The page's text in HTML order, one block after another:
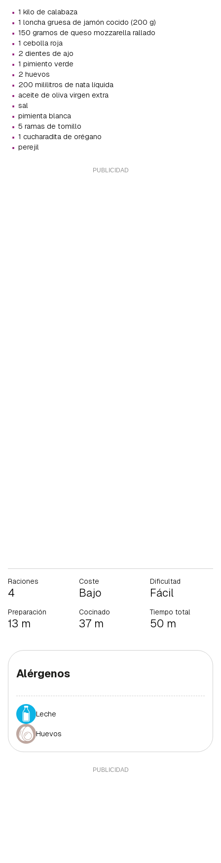
· 1 kilo de calabaza
· 1 loncha gruesa de jamón cocido (200 g)
· 150 gramos de queso mozzarella rallado
· 1 cebolla roja
· 2 dientes de ajo
· 1 pimiento verde
· 2 huevos
· 200 mililitros de nata líquida
· aceite de oliva virgen extra
· sal
· pimienta blanca
· 5 ramas de tomillo
· 1 cucharadita de orégano
· perejil
Raciones
4
Coste
Bajo
Dificultad
Fácil
Preparación
13 m
Cocinado
37 m
Tiempo total
50 m
Alérgenos
Leche
Huevos